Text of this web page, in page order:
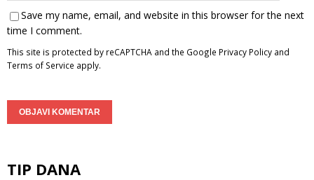
Save my name, email, and website in this browser for the next
time I comment.
This site is protected by reCAPTCHA and the Google Privacy Policy and
Terms of Service apply.
TIP DANA